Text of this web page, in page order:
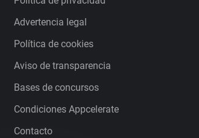
Advertencia legal
Política de cookies
Aviso de transparencia
Bases de concursos
Condiciones Appcelerate
Contacto